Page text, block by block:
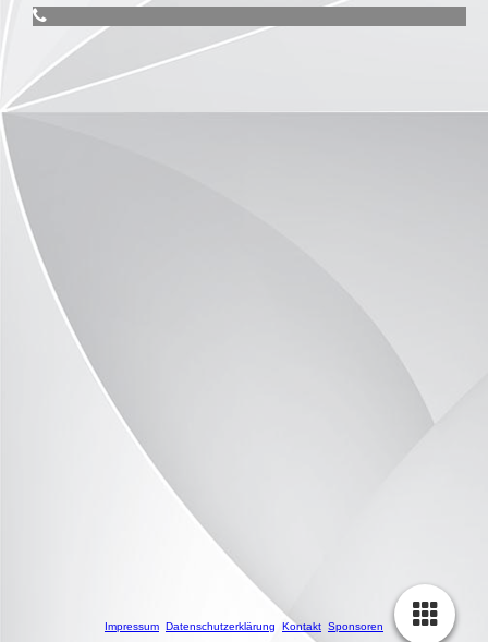
Impressum Datenschutzerklärung Kontakt Sponsoren